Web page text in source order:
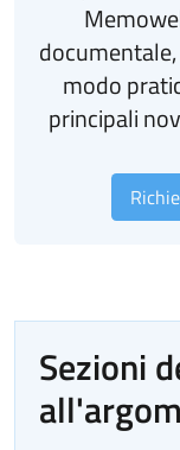
modo
principali
Sezioni